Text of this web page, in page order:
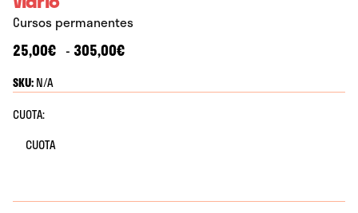
Cursos permanentes
25,00€ - 305,00€Rango
precios:
SKU:N/A
CUOTA: